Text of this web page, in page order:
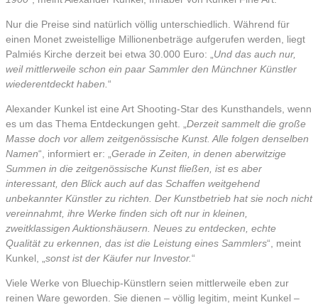
Nur die Preise sind natürlich völlig unterschiedlich. Während für
einen Monet zweistellige Millionenbeträge aufgerufen werden, liegt
Palmiés Kirche derzeit bei etwa 30.000 Euro: „ Und das auch nur,
weil mittlerweile schon ein paar Sammler den Münchner Künstler
wiederentdeckt haben. “
Alexander Kunkel ist eine Art Shooting-Star des Kunsthandels, wenn
es um das Thema Entdeckungen geht. „ Derzeit sammelt die große
Masse doch vor allem zeitgenössische Kunst. Alle folgen denselben
Namen“, informiert er: „ Gerade in Zeiten, in denen aberwitzige
Summen in die zeitgenössische Kunst fließen, ist es aber
interessant, den Blick auch auf das Schaffen weitgehend
unbekannter Künstler zu richten. Der Kunstbetrieb hat sie noch nicht
vereinnahmt, ihre Werke finden sich oft nur in kleinen,
zweitklassigen Auktionshäusern. Neues zu entdecken, echte
Qualität zu erkennen, das ist die Leistung eines Sammlers“, meint
Kunkel, „ sonst ist der Käufer nur Investor.“
Viele Werke von Bluechip-Künstlern seien mittlerweile eben zur
reinen Ware geworden. Sie dienen – völlig legitim, meint Kunkel –